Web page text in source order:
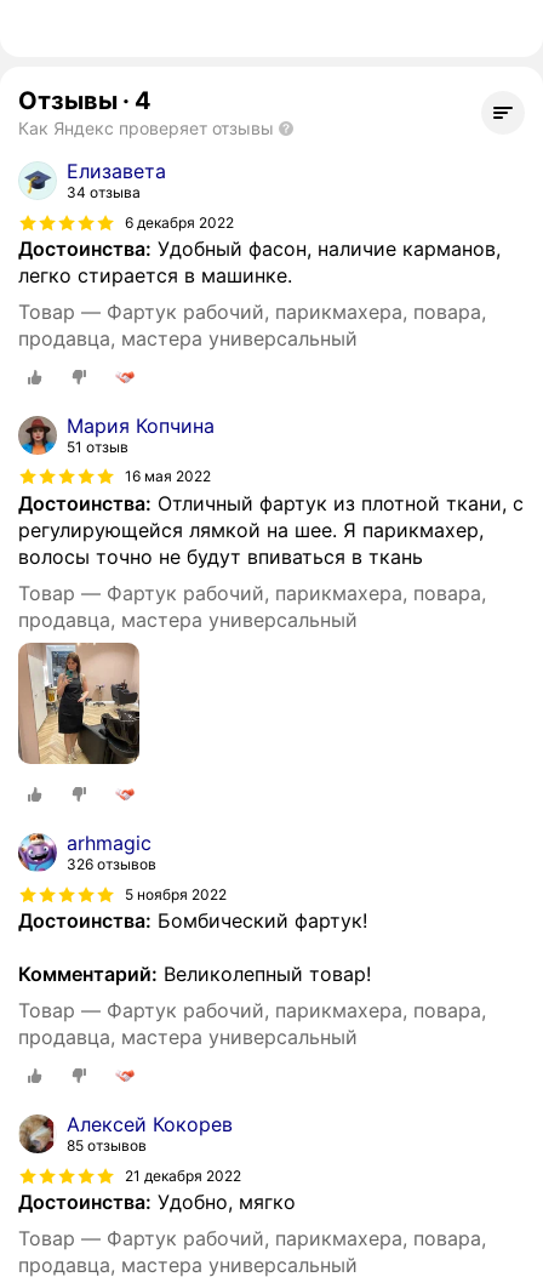
Отзывы · 4
Как Яндекс проверяет отзывы
Елизавета
34 отзыва
6 декабря 2022
Достоинства: Удобный фасон, наличие карманов,
легко стирается в машинке.
Товар — Фартук рабочий, парикмахера, повара,
продавца, мастера универсальный
Мария Копчина
51 отзыв
16 мая 2022
Достоинства: Отличный фартук из плотной ткани, с
регулирующейся лямкой на шее. Я парикмахер,
волосы точно не будут впиваться в ткань
Товар — Фартук рабочий, парикмахера, повара,
продавца, мастера универсальный
arhmagic
326 отзывов
5 ноября 2022
Достоинства: Бомбический фартук!
Комментарий: Великолепный товар!
Товар — Фартук рабочий, парикмахера, повара,
продавца, мастера универсальный
Алексей Кокорев
85 отзывов
21 декабря 2022
Достоинства: Удобно, мягко
Товар — Фартук рабочий, парикмахера, повара,
продавца, мастера универсальный